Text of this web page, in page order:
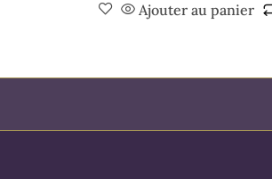
Ajouter au panier